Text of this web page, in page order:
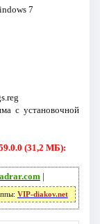
7
с установочной
(31,2 МБ):
|
VIP-diakov.net